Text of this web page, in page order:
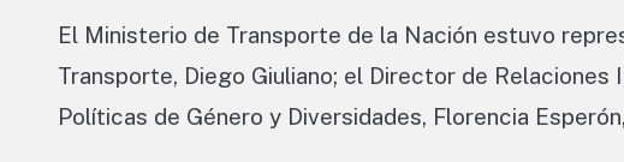
El Ministerio de Transporte de la Nación estuvo
Transporte, Diego Giuliano; el Director de
Políticas de Género y Diversidades, Florencia